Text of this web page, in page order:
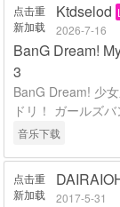
点击重
新加载
Ktdselod
2026-7-16
BanG Dream!
3
BanG Dream! 少
ドリ！ ガールズ
音乐下载
点击重
新加载
2017-5-31